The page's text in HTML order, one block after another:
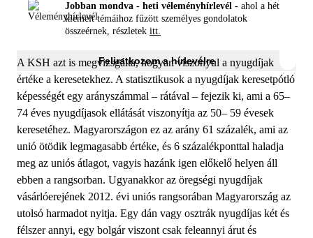
Jobban mondva - heti véleményhírlevél - ahol a hét
kiemelt témáihoz fűzött személyes gondolatok
összeérnek, részletek itt.
Feliratkozom a hírlevélre
A KSH azt is megvizsgálta, hogyan viszonyul a nyugdíjak
értéke a keresetekhez. A statisztikusok a nyugdíjak keresetpótló
képességét egy arányszámmal – rátával – fejezik ki, ami a 65–
74 éves nyugdíjasok ellátását viszonyítja az 50– 59 évesek
keresetéhez. Magyarországon ez az arány 61 százalék, ami az
unió ötödik legmagasabb értéke, és 6 százalékponttal haladja
meg az uniós átlagot, vagyis hazánk igen előkelő helyen áll
ebben a rangsorban. Ugyanakkor az öregségi nyugdíjak
vásárlóerejének 2012. évi uniós rangsorában Magyarország az
utolsó harmadot nyitja. Egy dán vagy osztrák nyugdíjas két és
félszer annyi, egy bolgár viszont csak feleannyi árut és